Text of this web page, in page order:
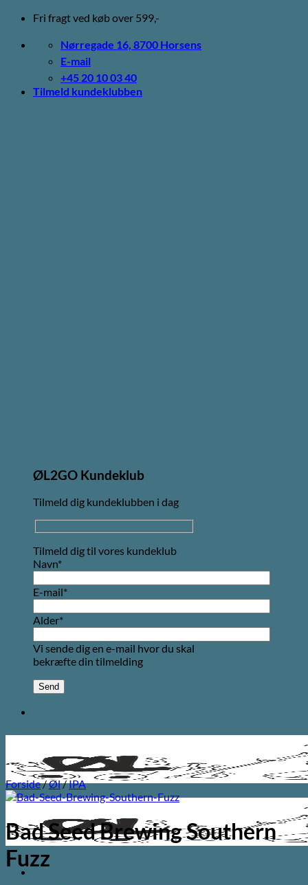
Fortsæt
indhold
Fri fragt ved køb over 599,-
Nørregade 16, 8700 Horsens
E-mail
+45 20 10 03 40
Tilmeld kundeklubben
ØL2GO Kundeklub
Tilmeld dig kundeklubben i dag
Tilmeld dig til vores kundeklub
Navn*
E-mail*
Alder*
Vi sende dig en e-mail hvor du skal
bekræfte din tilmelding
Forside/Øl/IPA
Bad Seed Brewing Southern
Fuzz